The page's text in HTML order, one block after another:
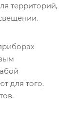
территорий,
для того,